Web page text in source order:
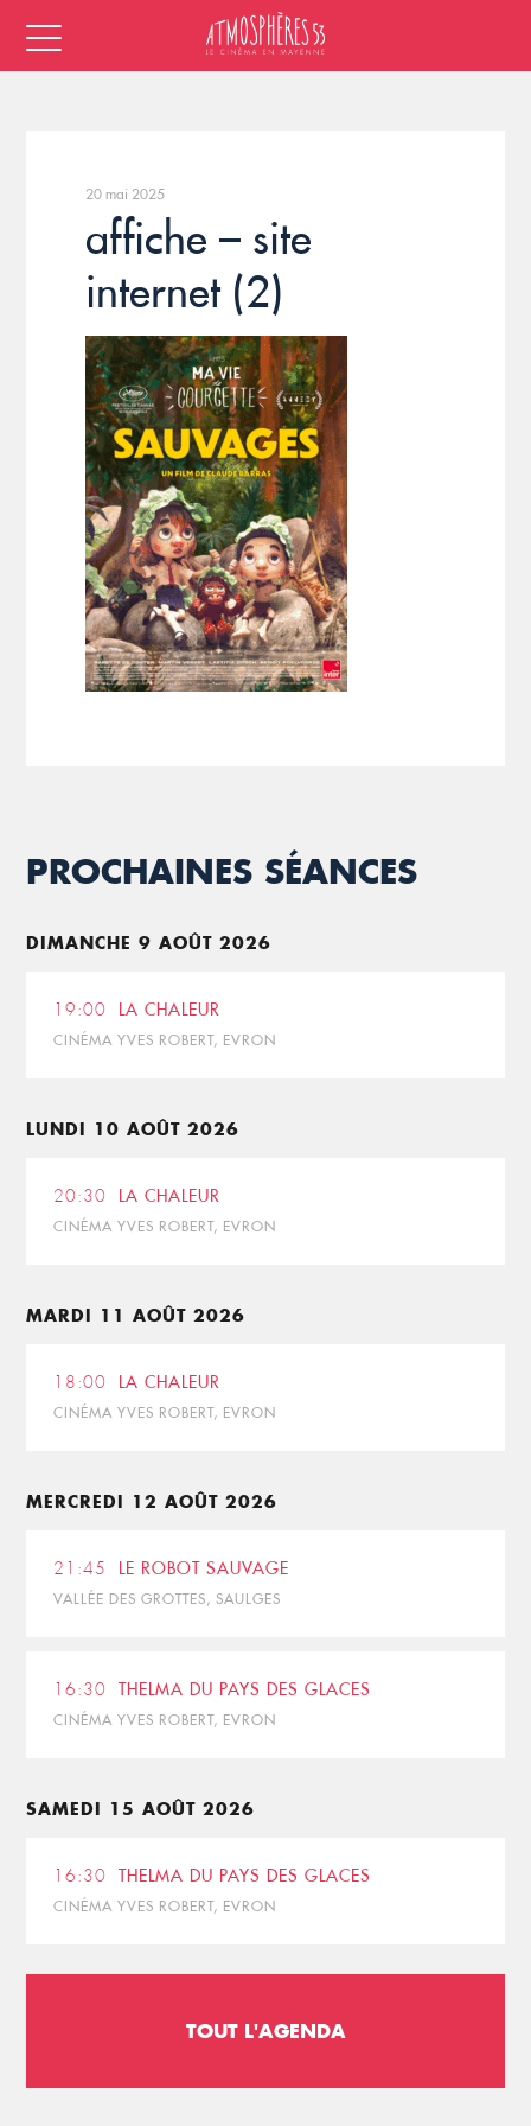
20 mai 2025
affiche – site
internet (2)
PROCHAINES SÉANCES
DIMANCHE 9 AOÛT 2026
19:00 LA CHALEUR
CINÉMA YVES ROBERT, EVRON
LUNDI 10 AOÛT 2026
20:30 LA CHALEUR
CINÉMA YVES ROBERT, EVRON
MARDI 11 AOÛT 2026
18:00 LA CHALEUR
CINÉMA YVES ROBERT, EVRON
MERCREDI 12 AOÛT 2026
21:45 LE ROBOT SAUVAGE
VALLÉE DES GROTTES, SAULGES
16:30 THELMA DU PAYS DES GLACES
CINÉMA YVES ROBERT, EVRON
SAMEDI 15 AOÛT 2026
16:30 THELMA DU PAYS DES GLACES
CINÉMA YVES ROBERT, EVRON
TOUT L'AGENDA